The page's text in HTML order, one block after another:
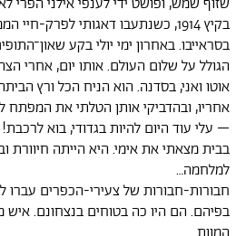
שזוף שמש, ופושט ידי לענפי אילני הפרי
בקיץ 1914, כשנתעבו דאגותי לפרק-
בסראייבו. באחרון ימי יולי בקע
הגולל על שלום העולם. אותו יום, אחרי
אוטו ואני, בסדנה. הוא הניח הכל ורץ
אחריו, ובהדביקי אותן הטלתי את המפתח
– עלי עוד היום להיות בגדודי, בוא
בבית מצאתי את אימי. היא הייתה
למלחמה…
חבורות-חבורות של צעירי-הכפרים עברו
בפיהם. הם היו כה בטוחים בנצחונם.